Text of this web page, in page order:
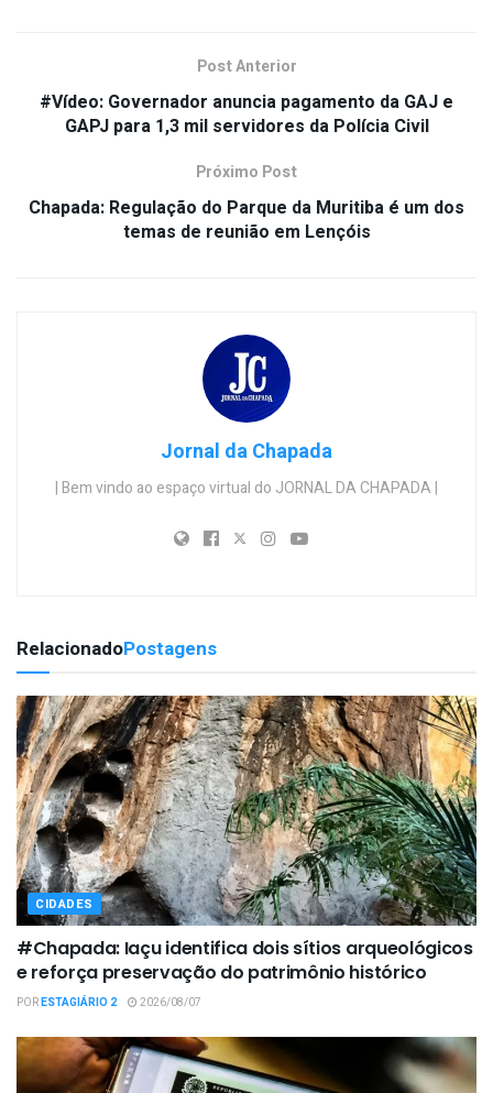
Post Anterior
#Vídeo: Governador anuncia pagamento da GAJ e
GAPJ para 1,3 mil servidores da Polícia Civil
Próximo Post
Chapada: Regulação do Parque da Muritiba é um dos
temas de reunião em Lençóis
Jornal da Chapada
| Bem vindo ao espaço virtual do JORNAL DA CHAPADA |
RelacionadoPostagens
CIDADES
#Chapada: Iaçu identifica dois sítios arqueológicos
e reforça preservação do patrimônio histórico
PORESTAGIÁRIO 2 2026/08/07